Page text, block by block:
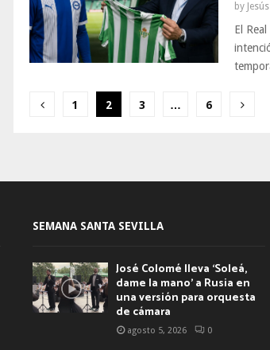
by
El
Paginación
1 2 3 … 6
SEMANA SANTA SEVILLA
José Colomé lleva ‘Soleá,
dame la mano’ a Rusia en
una versión para orquesta
de cámara
agosto 5, 2026 0